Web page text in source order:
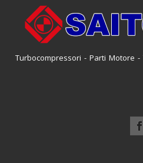
Turbocompressori - Parti Motore